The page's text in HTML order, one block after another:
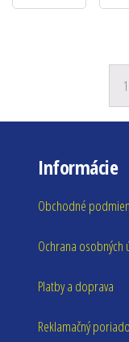
1
Informácie
Obchodné
Ochrana osobných
Platby a doprava
Reklamačný